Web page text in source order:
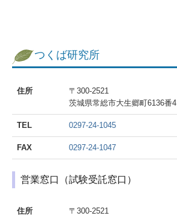
つくば研究所
住所
〒300-2521
茨城県常総市大生郷町6136番4
TEL 0297-24-1045
FAX 0297-24-1047
営業窓口（試験受託窓口）
住所
〒300-2521